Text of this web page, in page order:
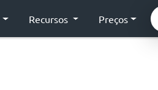
Recursos Preços